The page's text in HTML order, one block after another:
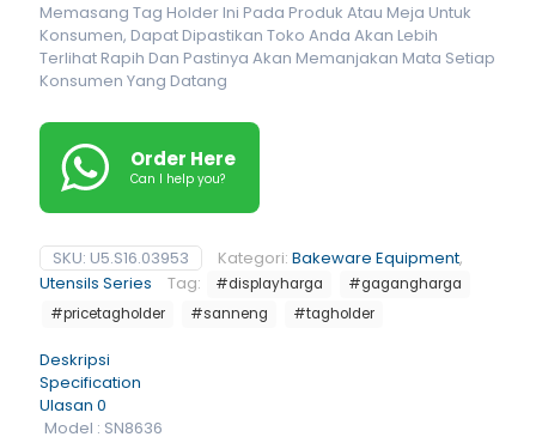
Memasang Tag Holder Ini Pada Produk Atau Meja Untuk
Konsumen, Dapat Dipastikan Toko Anda Akan Lebih
Terlihat Rapih Dan Pastinya Akan Memanjakan Mata Setiap
Konsumen Yang Datang
Order Here
Can I help you?
SKU: U5.S16.03953 Kategori: Bakeware Equipment,
Utensils Series
Tag: #displayharga
#gagangharga
#pricetagholder
#sanneng #tagholder
Deskripsi
Specification
Ulasan 0
Model : SN8636